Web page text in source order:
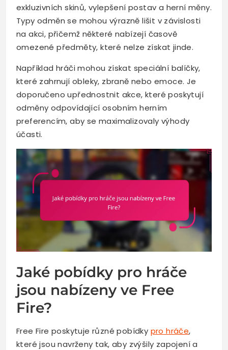
exkluzivních skinů, vylepšení postav a herní měny.
Typy odměn se mohou výrazně lišit v závislosti
na akci, přičemž některé nabízejí časově
omezené předměty, které nelze získat jinde.
Například hráči mohou získat speciální balíčky,
které zahrnují obleky, zbraně nebo emoce. Je
doporučeno upřednostnit akce, které poskytují
odměny odpovídající osobním herním
preferencím, aby se maximalizovaly výhody
účasti.
Jaké pobídky pro hráče
jsou nabízeny ve Free
Fire?
Free Fire poskytuje různé pobídky pro hráče,
které jsou navrženy tak, aby zvýšily zapojení a